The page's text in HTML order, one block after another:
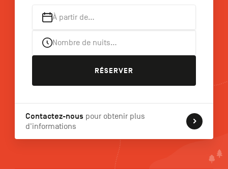
NL
secondaire
À partir de…
Nombre de nuits…
RÉSERVER
Contactez-nous pour obtenir plus
d'informations